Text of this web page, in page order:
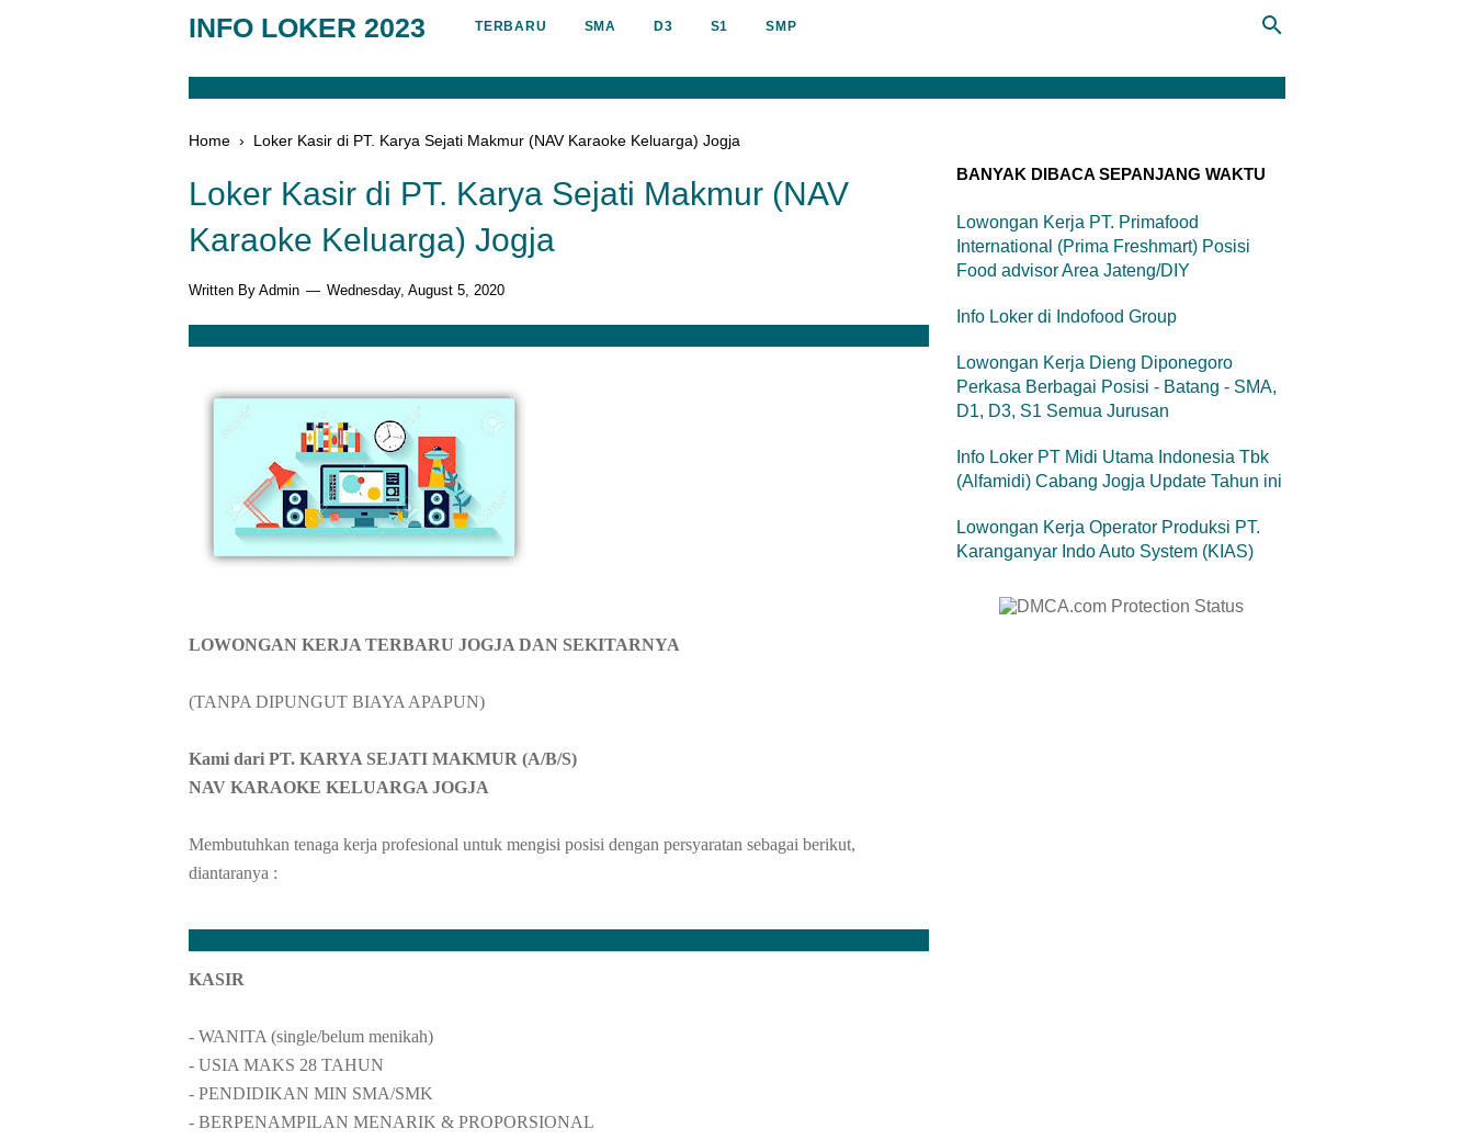
INFO LOKER 2023 TERBARU SMA D3 S1 SMP
Home › Loker Kasir di PT. Karya Sejati Makmur (NAV Karaoke Keluarga) Jogja
Loker Kasir di PT. Karya Sejati Makmur (NAV
Karaoke Keluarga) Jogja
Written By Admin Wednesday, August 5, 2020
LOWONGAN KERJA TERBARU JOGJA DAN SEKITARNYA
(TANPA DIPUNGUT BIAYA APAPUN)
Kami dari PT. KARYA SEJATI MAKMUR (A/B/S)
NAV KARAOKE KELUARGA JOGJA
Membutuhkan tenaga kerja profesional untuk mengisi posisi dengan persyaratan sebagai berikut,
diantaranya :
KASIR
- WANITA (single/belum menikah)
- USIA MAKS 28 TAHUN
- PENDIDIKAN MIN SMA/SMK
- BERPENAMPILAN MENARIK & PROPORSIONAL
BANYAK DIBACA SEPANJANG WAKTU
Lowongan Kerja PT. Primafood
International (Prima Freshmart) Posisi
Food advisor Area Jateng/DIY
Info Loker di Indofood Group
Lowongan Kerja Dieng Diponegoro
Perkasa Berbagai Posisi - Batang - SMA,
D1, D3, S1 Semua Jurusan
Info Loker PT Midi Utama Indonesia Tbk
(Alfamidi) Cabang Jogja Update Tahun ini
Lowongan Kerja Operator Produksi PT.
Karanganyar Indo Auto System (KIAS)